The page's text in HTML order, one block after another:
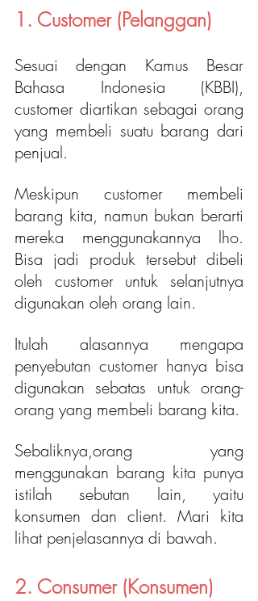
1. Customer (Pelanggan)
Sesuai dengan Kamus Besar
Bahasa Indonesia (KBBI),
customer diartikan sebagai orang
yang membeli suatu barang dari
penjual.
Meskipun customer membeli
barang kita, namun bukan berarti
mereka menggunakannya lho.
Bisa jadi produk tersebut dibeli
oleh customer untuk selanjutnya
digunakan oleh orang lain.
Itulah alasannya mengapa
penyebutan customer hanya bisa
digunakan sebatas untuk orang-
orang yang membeli barang kita.
Sebaliknya,orang yang
menggunakan barang kita punya
istilah sebutan lain, yaitu
konsumen dan client. Mari kita
lihat penjelasannya di bawah.
2. Consumer (Konsumen)